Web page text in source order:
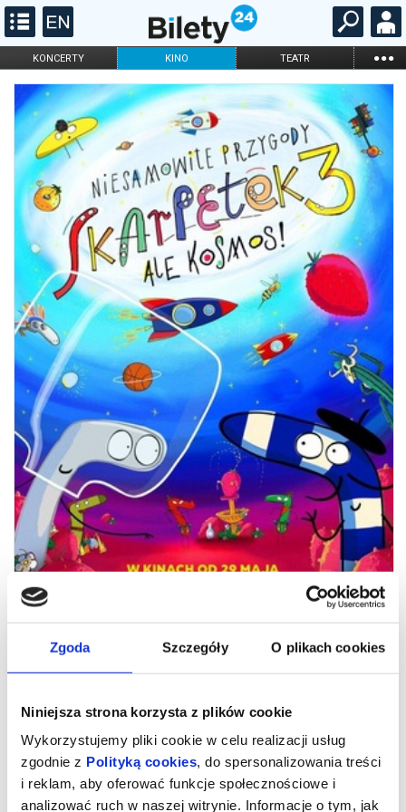
Zgoda Szczegóły O plikach cookies
Niniejsza strona korzysta z plików cookie
Wykorzystujemy pliki cookie w celu realizacji usług
zgodnie z Polityką cookies, do spersonalizowania treści
i reklam, aby oferować funkcje społecznościowe i
analizować ruch w naszej witrynie. Informacje o tym, jak
KONCERTY KINO TEATR ...
FILHARMONIA OPERA I BALET
STAND-UP
DLA DZIECI
ONLINE KARNETY
Niesamowite przygody skarpetek 3.
Z szuflady prosto na wielki ekran – a tym razem nawet na inną
orbitę! „Niesamowite przygody skarpetek 3. Ale kosmos!” to
kolejna odsłona pełnej humoru animacji na podstawie
bestsellerowej serii książek Justyny Bednarek.
Film powstał na podstawie bestsellerowej serii książek popularnej